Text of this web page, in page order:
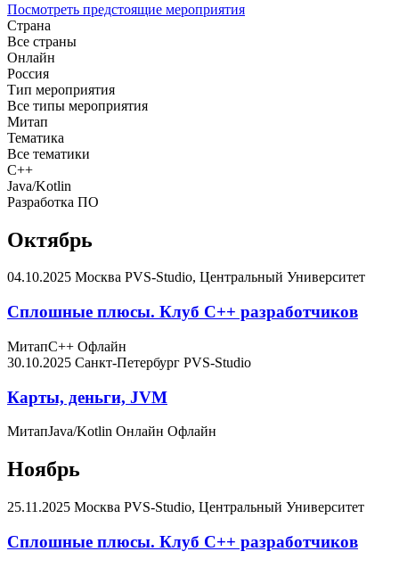
Посмотреть предстоящие мероприятия
Страна
Все страны
Онлайн
Россия
Тип мероприятия
Все типы мероприятия
Митап
Тематика
Все тематики
C++
Java/Kotlin
Разработка ПО
Октябрь
04.10.2025 Москва PVS-Studio, Центральный Университет
Сплошные плюсы. Клуб С++ разработчиков
МитапC++ Офлайн
30.10.2025 Санкт-Петербург PVS-Studio
Карты, деньги, JVM
МитапJava/Kotlin Онлайн Офлайн
Ноябрь
25.11.2025 Москва PVS-Studio, Центральный Университет
Сплошные плюсы. Клуб С++ разработчиков